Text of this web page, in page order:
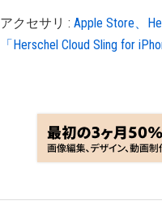
アクセサリ : Apple Store、
「Herschel Cloud Sling for